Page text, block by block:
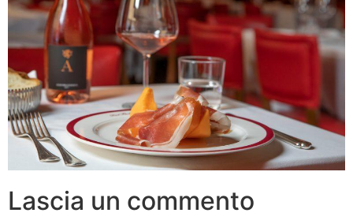
Lascia un commento